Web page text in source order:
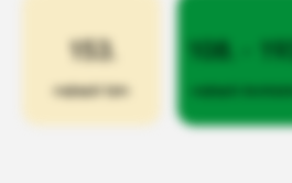
153.
nejlepší tým
108. - 193.